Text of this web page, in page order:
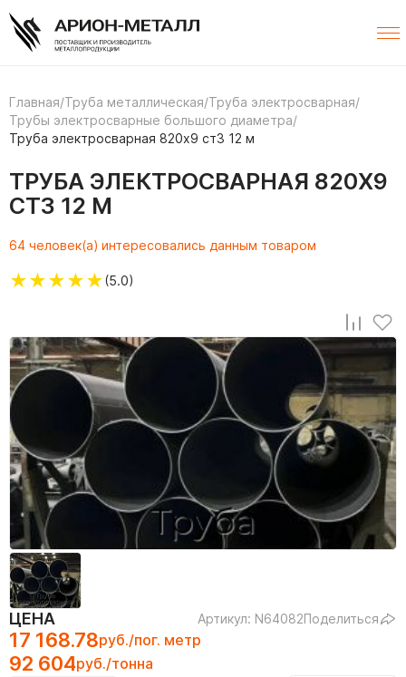
Главная/Труба металлическая/Труба электросварная/
Трубы электросварные большого диаметра/
Труба электросварная 820х9 ст3 12 м
ТРУБА ЭЛЕКТРОСВАРНАЯ 820Х9
СТ3 12 М
64 человек(а) интересовались данным товаром
★★★★★(5.0)
ЦЕНА Артикул: N64082Поделиться
17 168.78руб./пог. метр
92 604руб./тонна